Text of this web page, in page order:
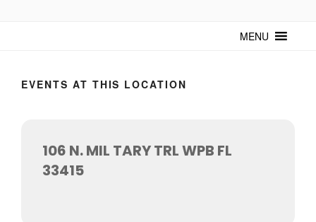
mantenerte actualizado sobre Cuba y sus artistas. Noticias, eventos y
MENU
EVENTS AT THIS LOCATION
106 N. MIL TARY TRL WPB FL
33415